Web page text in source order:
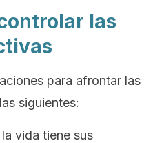
las
para afrontar las
siguientes:
la vida tiene sus